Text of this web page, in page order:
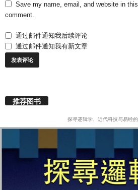
Save my name, email, and website in
comment.
通过邮件通知我后续评论
通过邮件通知我有新文章
推荐图书
探寻逻辑学、近代科技与易经